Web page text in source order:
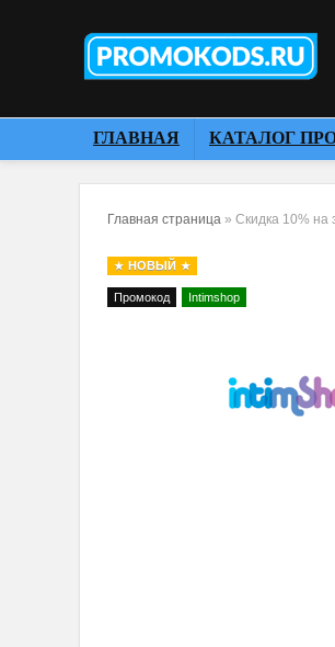
ГЛАВНАЯ КАТАЛОГ
Главная страница » Скидка 10% на
НОВЫЙ
Промокод Intimshop